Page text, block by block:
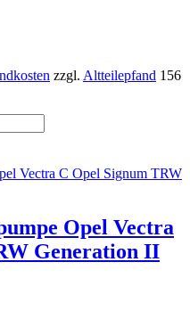
zzgl. Altteilepfand 156
Opel Vectra
Generation II